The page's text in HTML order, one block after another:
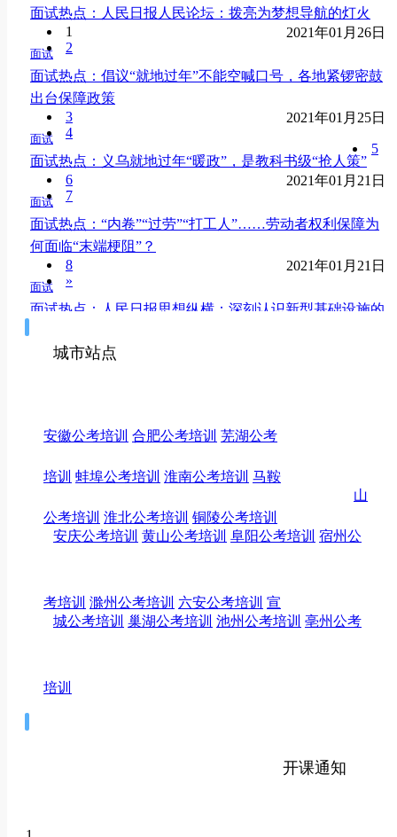
面试热点：人民日报人民论坛：拨亮为梦想导航的灯火
2021年01月26日
面试
面试热点：倡议“就地过年”不能空喊口号，各地紧锣密鼓
出台保障政策
2021年01月25日
面试
面试热点：义乌就地过年“暖政”，是教科书级“抢人策”
2021年01月21日
面试
面试热点：“内卷”“过劳”“打工人”……劳动者权利保障为
何面临“末端梗阻”？
2021年01月21日
面试
面试热点：人民日报思想纵横：深刻认识新型基础设施的
1
2
3
4
5
6
7
8
»
城市站点
安徽公考培训 合肥公考培训 芜湖公考
培训 蚌埠公考培训 淮南公考培训 马鞍
山
公考培训 淮北公考培训 铜陵公考培训
安庆公考培训 黄山公考培训 阜阳公考培训 宿州公
考培训 滁州公考培训 六安公考培训 宣
城公考培训 巢湖公考培训 池州公考培训 亳州公考
培训
开课通知